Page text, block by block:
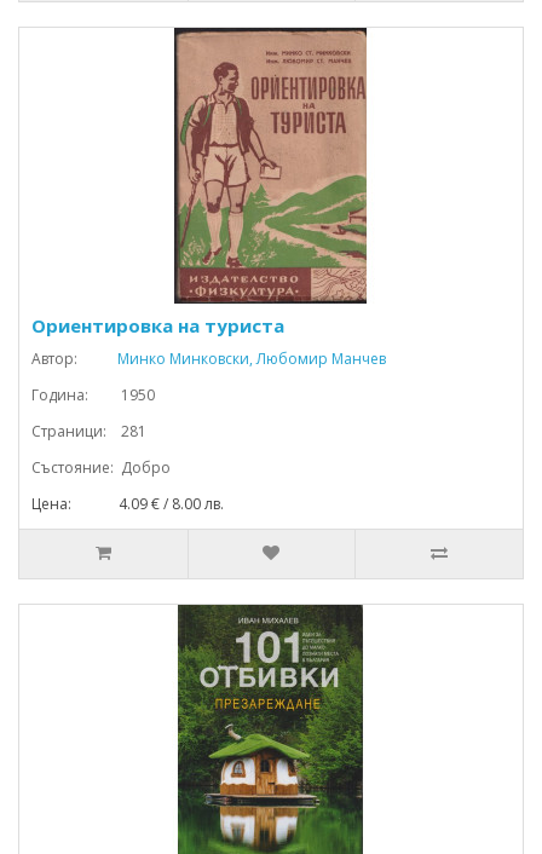
Ориентировка на туриста
Автор:
Минко Минковски, Любомир Манчев
Година: 1950
Страници: 281
Състояние: Добро
Цена: 4.09 € / 8.00 лв.